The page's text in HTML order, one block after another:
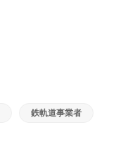
鉄軌道事業者